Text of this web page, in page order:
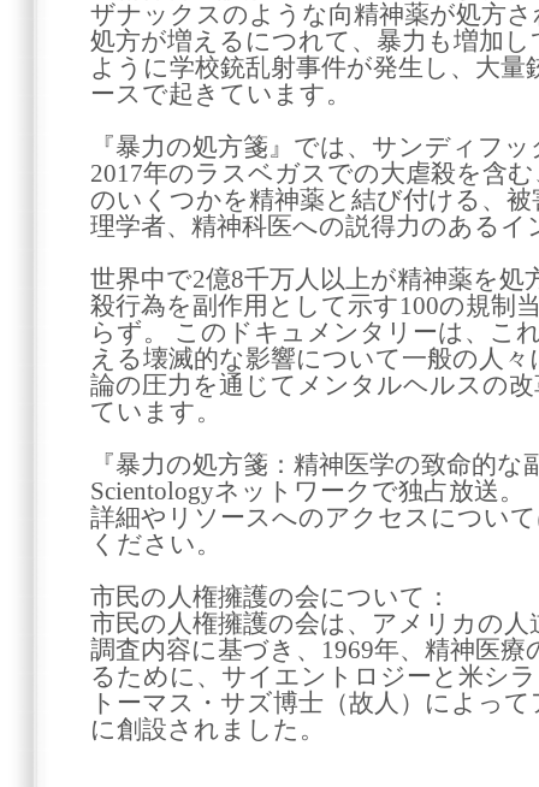
ザナックスのような向精神薬が処方
処方が増えるにつれて、暴力も増加
ように学校銃乱射事件が発生し、大量
ースで起きています。
『暴力の処方箋』では、サンディフ
2017年のラスベガスでの大虐殺を含
のいくつかを精神薬と結び付ける、被
理学者、精神科医への説得力のある
世界中で2億8千万人以上が精神薬を
殺行為を副作用として示す100の規制
らず。 このドキュメンタリーは、こ
える壊滅的な影響について一般の人
論の圧力を通じてメンタルヘルスの
ています。
『暴力の処方箋：精神医学の致命的
Scientologyネットワークで独占放送。
詳細やリソースへのアクセスについて
ください。
市民の人権擁護の会について：
市民の人権擁護の会は、アメリカの
調査内容に基づき、1969年、精神医
るために、サイエントロジーと米シ
トーマス・サズ博士（故人）によっ
に創設されました。